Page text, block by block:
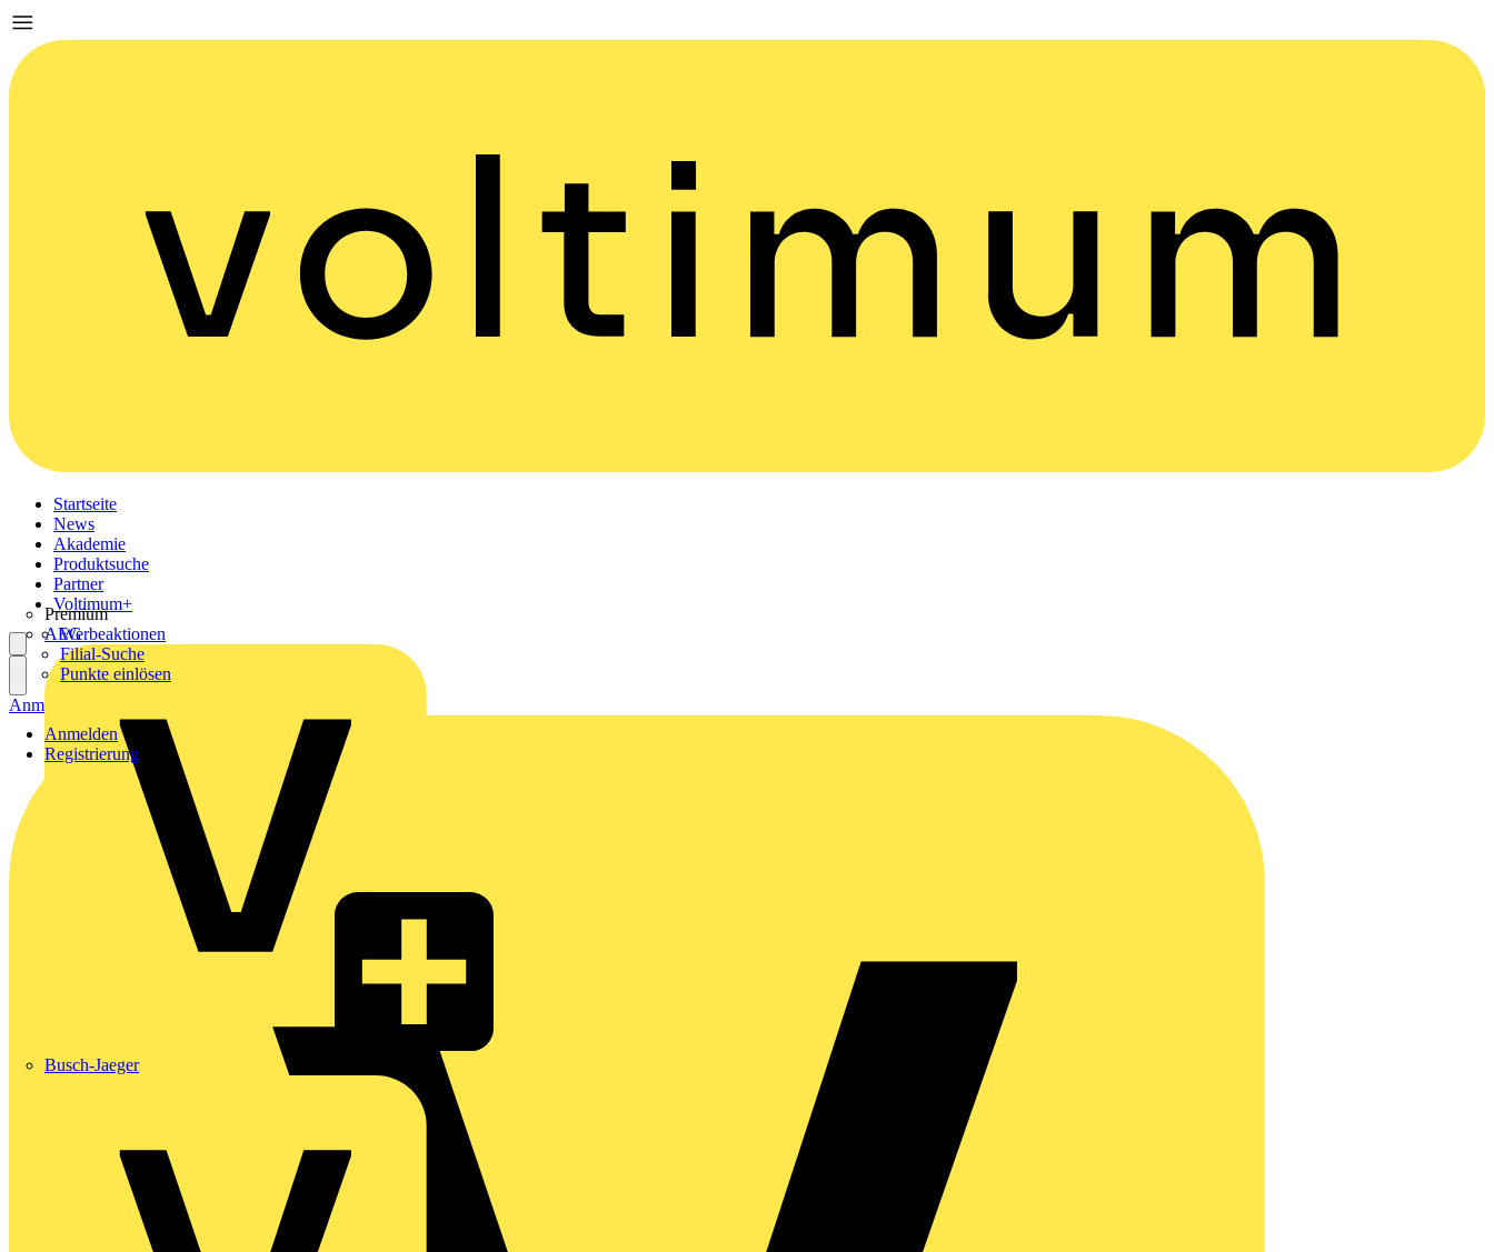
Startseite
News
Akademie
Produktsuche
Partner
Premium
AEG
Busch-Jaeger
Voltimum+
Werbeaktionen
Filial-Suche
Punkte einlösen
Anmelden
Registrierung
Anmelden